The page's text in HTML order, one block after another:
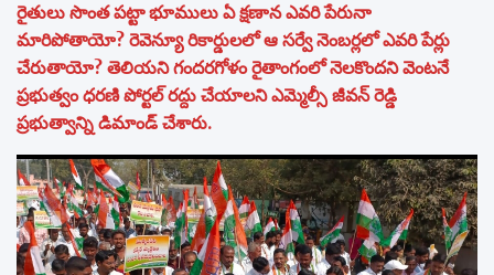
రైతులు సొంత పట్టా భూములు ఏ క్షణాన ఎవరి పేరునా
మారిపోతాయో? రెవెన్యూ రికార్డులలో ఆ సర్వే నెంబర్లలో ఎవరి పేర్లు
చేరుతాయో? తెలియని గందరగోళం రైతాంగంలో నెలకొందని వెంటనే
ప్రభుత్వం ధరణి పోర్టల్ రద్దు చేయాలని ఎమ్మెల్సీ జీవన్ రెడ్డి
ప్రభుత్వాన్ని డిమాండ్ చేశారు.